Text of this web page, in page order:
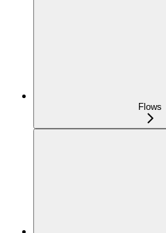
Flows